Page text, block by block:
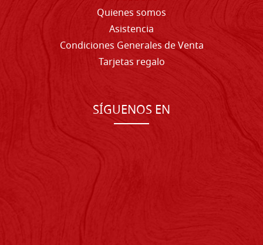
Quienes somos
Asistencia
Condiciones Generales de Venta
Tarjetas regalo
SÍGUENOS EN